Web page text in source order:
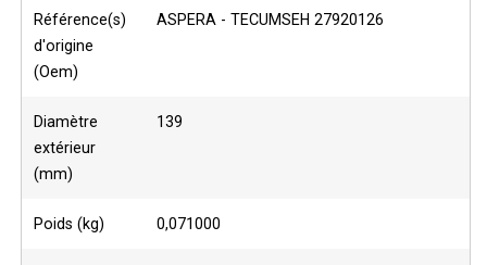
Référence(s)
d'origine
(Oem)
ASPERA - TECUMSEH 27920126
Diamètre
extérieur
(mm)
139
Poids (kg) 0,071000